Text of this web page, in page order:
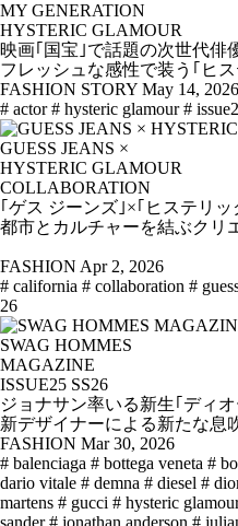
MY GENERATION
HYSTERIC GLAMOUR
映画｢国宝｣で話題の次世代俳
フレッシュな感性で装う｢ヒス
FASHION STORY May 14, 2026
# actor # hysteric glamour #
GUESS JEANS ×
HYSTERIC GLAMOUR
COLLABORATION
｢ゲス ジーンズ｣×｢ヒステリ
都市とカルチャーを結ぶクリ
FASHION Apr 2, 2026
# california # collaboration #
26
SWAG HOMMES
MAGAZINE
ISSUE25 SS26
ジョナサン率いる新生｢ディ
新デザイナーによる新たな息
FASHION Mar 30, 2026
# balenciaga # bottega veneta #
dario vitale # demna # diesel #
martens # gucci # hysteric
sander # jonathan anderson #